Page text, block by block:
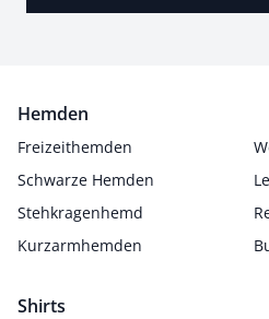
Hemden
Freizeithemden
Schwarze Hemden
Stehkragenhemd
Kurzarmhemden
Shirts